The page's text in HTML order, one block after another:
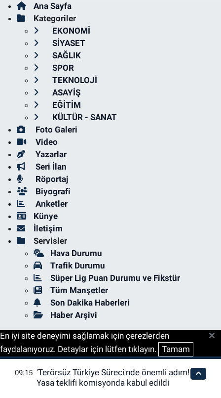
Ana Sayfa
Kategoriler
EKONOMİ
SİYASET
SAĞLIK
SPOR
TEKNOLOJİ
ASAYİŞ
EĞİTİM
KÜLTÜR - SANAT
Foto Galeri
Video
Yazarlar
Seri İlan
Röportaj
Biyografi
Anketler
Künye
İletişim
Servisler
Hava Durumu
Trafik Durumu
Süper Lig Puan Durumu ve Fikstür
Tüm Manşetler
Son Dakika Haberleri
Haber Arşivi
En iyi site deneyimi sağlamak için çerezlerden
faydalanıyoruz. Detaylar için lütfen tıklayın. Tamam
09:15 'Terörsüz Türkiye Süreci'nde önemli adım!
Yasa teklifi komisyonda kabul edildi